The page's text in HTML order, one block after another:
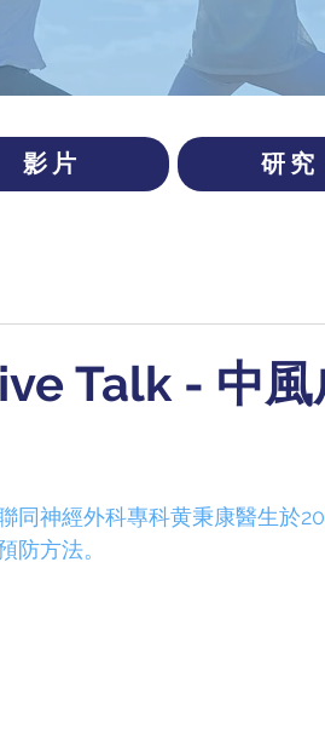
影片 研究
Talk - 中
同神經外科專科黄秉康醫生於
防方法。